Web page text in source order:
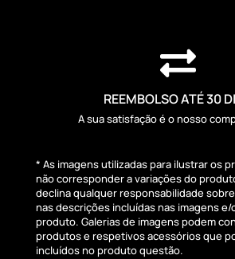

REEMBOLSO ATÉ 30
A sua satisfação é o nosso
* As imagens utilizadas para ilustrar os
não corresponder a variações do
declina qualquer responsabilidade
nas descrições incluídas nas imagens
produto. Galerias de imagens podem
produtos e respetivos acessórios que
incluídos no produto questão.